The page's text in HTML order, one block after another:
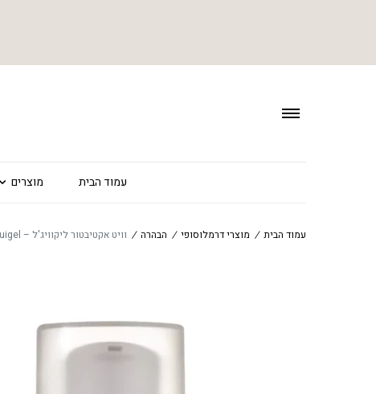
עמוד הבית מוצרים
עמוד הבית / מוצרי דרמלוסופי / הבהרה / וויט אקטיבטור ליקוויג'ל – White activator liquigel